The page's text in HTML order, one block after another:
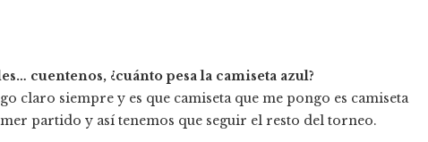
cuentenos, ¿cuánto pesa la camiseta azul?
claro siempre y es que camiseta que me pongo es camiseta
partido y así tenemos que seguir el resto del torneo.